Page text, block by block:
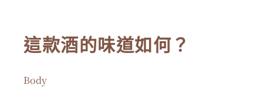
這款酒的味道如何？
Body